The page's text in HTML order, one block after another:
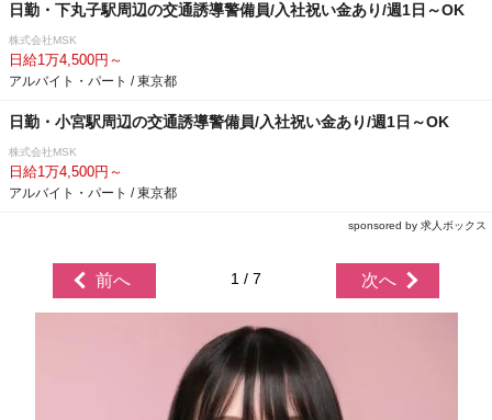
日勤・下丸子駅周辺の交通誘導警備員/入社祝い金あり/週1日～OK
株式会社MSK
日給1万4,500円～
アルバイト・パート / 東京都
日勤・小宮駅周辺の交通誘導警備員/入社祝い金あり/週1日～OK
株式会社MSK
日給1万4,500円～
アルバイト・パート / 東京都
sponsored by 求人ボックス
前へ 1 / 7 次へ